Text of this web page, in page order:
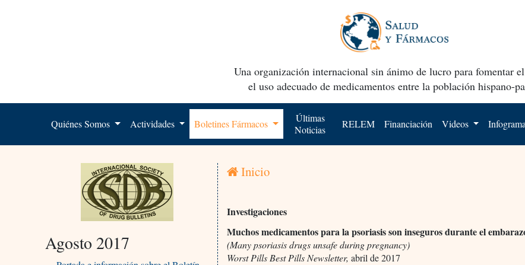
Una organización internacional sin ánimo de lucro para fomentar
el uso adecuado de medicamentos entre la población hispano-
Quiénes Somos Actividades Boletines Fármacos
Últimas
Noticias
RELEM Financiación Videos
Agosto 2017
Inicio
Investigaciones
Muchos medicamentos para la psoriasis son inseguros durante el
(Many psoriasis drugs unsafe during pregnancy)
Worst Pills Best Pills Newsletter, abril de 2017